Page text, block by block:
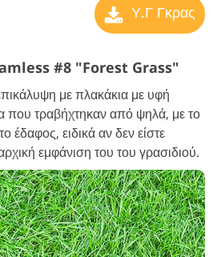
Υ.Γ Γκρας
#8 "Forest Grass"
με πλακάκια με υφή
που τραβήχτηκαν από ψηλά, με το
έδαφος, ειδικά αν δεν είστε
εμφάνιση του του γρασιδιού.